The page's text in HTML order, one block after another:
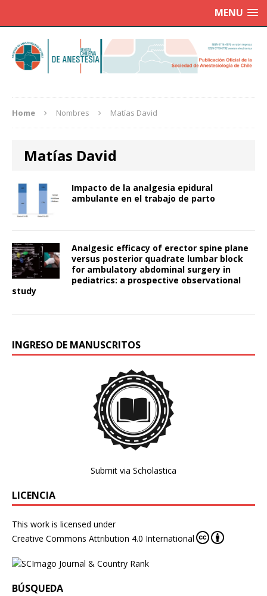
MENU
Home Nombres Matías David
Matías David
Impacto de la analgesia epidural
ambulante en el trabajo de parto
Analgesic efficacy of erector spine plane
versus posterior quadrate lumbar block
for ambulatory abdominal surgery in
pediatrics: a prospective observational
study
INGRESO DE MANUSCRITOS
Submit via Scholastica
LICENCIA
This work is licensed under
Creative Commons Attribution 4.0 International
BÚSQUEDA